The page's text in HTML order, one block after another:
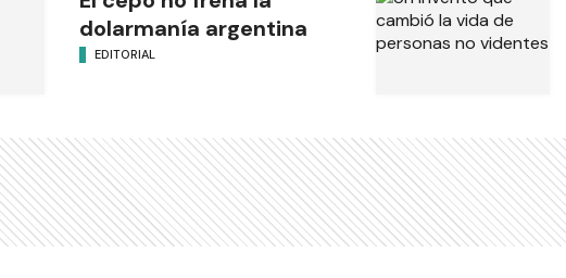
dolarmanía argentina
EDITORIAL